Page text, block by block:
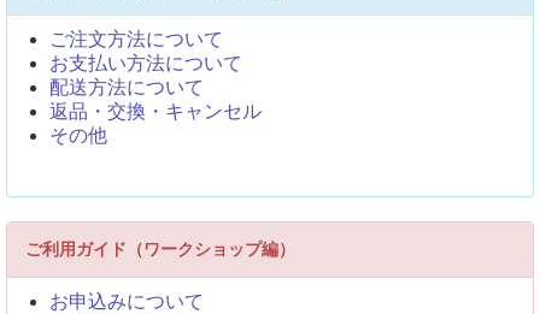
ご注文方法について
お支払い方法について
配送方法について
返品・交換・キャンセル
その他
ご利用ガイド（ワークショップ編）
お申込みについて